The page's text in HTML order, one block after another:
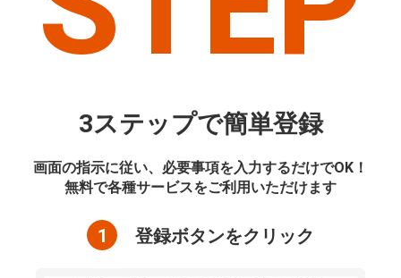
3ステップで簡単登録
画面の指示に従い、必要事項を入力するだけでOK！
無料で各種サービスをご利用いただけます
1 登録ボタンをクリック